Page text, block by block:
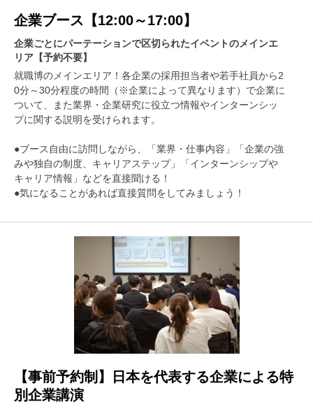
企業ブース【12:00～17:00】
企業ごとにパーテーションで区切られたイベントのメインエ
リア【予約不要】
就職博のメインエリア！各企業の採用担当者や若手社員から2
0分～30分程度の時間（※企業によって異なります）で企業に
ついて、また業界・企業研究に役立つ情報やインターンシッ
プに関する説明を受けられます。
●ブース自由に訪問しながら、「業界・仕事内容」「企業の強
みや独自の制度、キャリアステップ」「インターンシップや
キャリア情報」などを直接聞ける！
●気になることがあれば直接質問をしてみましょう！
【事前予約制】日本を代表する企業による特
別企業講演